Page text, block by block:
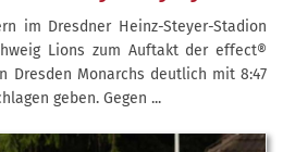
im Dresdner Heinz-Steyer-Stadion
Lions zum Auftakt der effect®
Dresden Monarchs deutlich mit 8:47
geben. Gegen ...